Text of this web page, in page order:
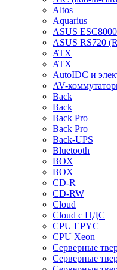
Altos
Aquarius
ASUS ESC8000
ASUS RS720
ATX
ATX
AutoIDC и
AV-
Back
Back
Back Pro
Back Pro
Back-UPS
Bluetooth
BOX
BOX
CD-R
CD-RW
Cloud
Cloud с НДС
CPU EPYC
CPU Xeon
Cерверные
Cерверные